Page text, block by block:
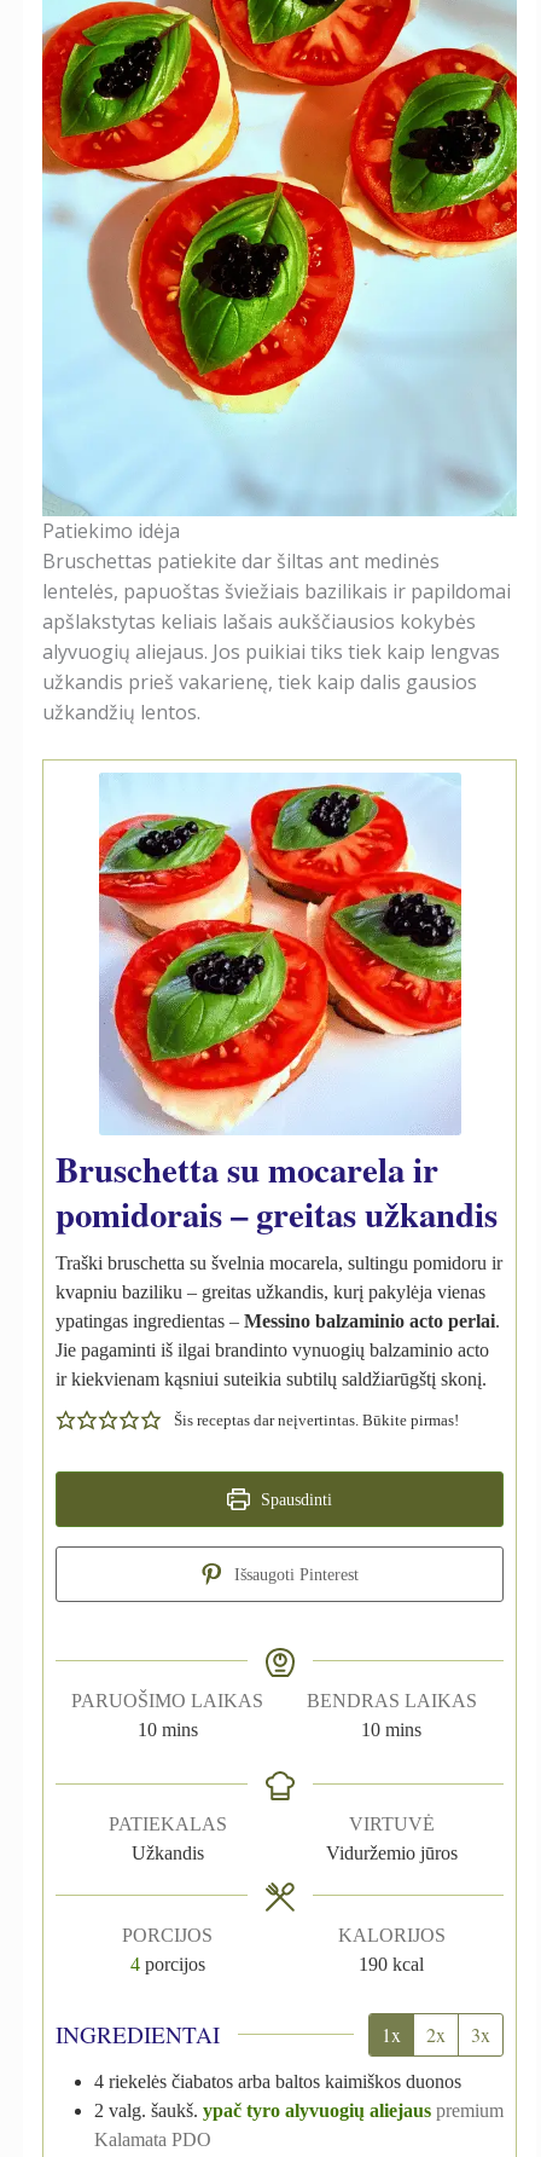
Patiekimo idėja
Bruschettas patiekite dar šiltas ant medinės
lentelės, papuoštas šviežiais bazilikais ir papildomai
apšlakstytas keliais lašais aukščiausios kokybės
alyvuogių aliejaus. Jos puikiai tiks tiek kaip lengvas
užkandis prieš vakarienę, tiek kaip dalis gausios
užkandžių lentos.
Bruschetta su mocarela ir
pomidorais – greitas užkandis
Traški bruschetta su švelnia mocarela, sultingu pomidoru ir
kvapniu baziliku – greitas užkandis, kurį pakylėja vienas
ypatingas ingredientas – Messino balzaminio acto perlai.
Jie pagaminti iš ilgai brandinto vynuogių balzaminio acto
ir kiekvienam kąsniui suteikia subtilų saldžiarūgštį skonį.
Šis receptas dar neįvertintas. Būkite pirmas!
Spausdinti
Išsaugoti Pinterest
PARUOŠIMO LAIKAS
10 mins
BENDRAS LAIKAS
10 mins
PATIEKALAS
Užkandis
VIRTUVĖ
Viduržemio jūros
PORCIJOS
4 porcijos
KALORIJOS
190 kcal
INGREDIENTAI 1x 2x 3x
4 riekelės čiabatos arba baltos kaimiškos duonos
2 valg. šaukš. ypač tyro alyvuogių aliejaus premium
Kalamata PDO